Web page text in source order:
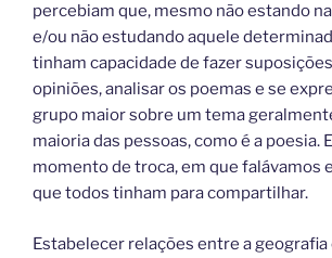
percebiam que, mesmo não estando
e/ou não estudando aquele
tinham capacidade de fazer
opiniões, analisar os poemas e se
grupo maior sobre um tema
maioria das pessoas, como é a poesia.
momento de troca, em que falávamos
que todos tinham para compartilhar.
Estabelecer relações entre a geografia